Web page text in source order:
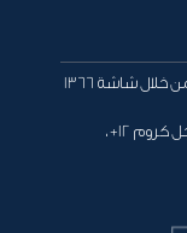
هذا الموقع يمكن تصفحه بالشكل المناسب من خلال شاشة 1366
يدعم مايكروسوفت انترنت اكسبلورر 10+ ، جوجل كروم 12+ ،